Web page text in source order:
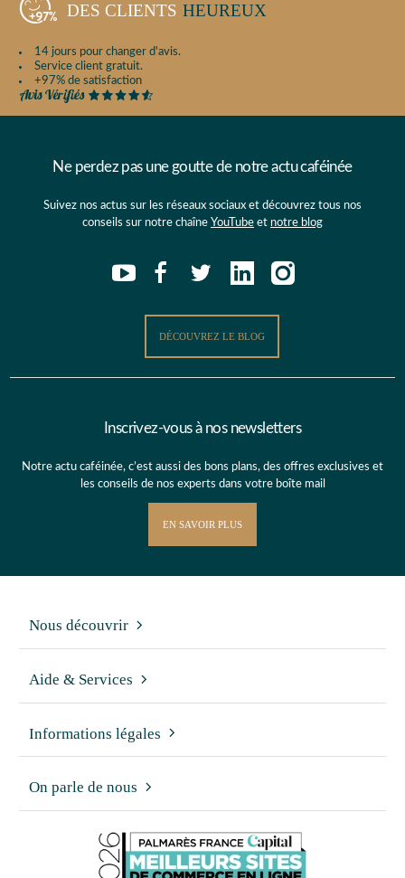
DES CLIENTS HEUREUX
14 jours pour changer d'avis.
Service client gratuit.
+97% de satisfaction
Ne perdez pas une goutte de notre actu caféinée
Suivez nos actus sur les réseaux sociaux et découvrez tous nos
conseils sur notre chaîne YouTube et notre blog
DÉCOUVREZ LE BLOG
Inscrivez-vous à nos newsletters
Notre actu caféinée, c’est aussi des bons plans, des offres exclusives et
les conseils de nos experts dans votre boîte mail
EN SAVOIR PLUS
Nous découvrir
Aide & Services
Informations légales
On parle de nous